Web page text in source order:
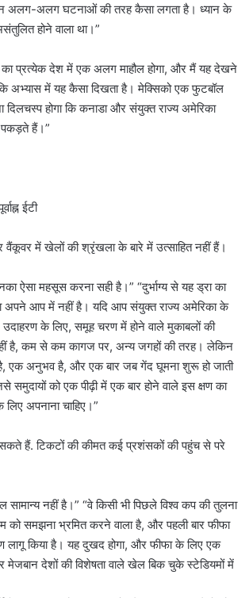
अलग-अलग घटनाओं की तरह कैसा लगता है। ध्यान के
होने वाला था।”
का प्रत्येक देश में एक अलग माहौल होगा, और मैं यह देखने
अभ्यास में यह कैसा दिखता है। मेक्सिको एक फुटबॉल
होगा कि कनाडा और संयुक्त राज्य अमेरिका
हैं।”
ईटी
वैंकूवर में खेलों की श्रृंखला के बारे में उत्साहित नहीं हैं।
ऐसा महसूस करना सही है।” “दुर्भाग्य से यह ड्रा का
अपने आप में नहीं है। यदि आप संयुक्त राज्य अमेरिका के
उदाहरण के लिए, समूह चरण में होने वाले मुकाबलों की
है, कम से कम कागज पर, अन्य जगहों की तरह। लेकिन
एक अनुभव है, और एक बार जब गेंद घूमना शुरू हो जाती
समुदायों को एक पीढ़ी में एक बार होने वाले इस क्षण का
अपनाना चाहिए।”
हैं. टिकटों की कीमत कई प्रशंसकों की पहुंच से परे
सामान्य नहीं है।” “वे किसी भी पिछले विश्व कप की तुलना
को समझना भ्रमित करने वाला है, और पहली बार फीफा
लागू किया है। यह दुखद होगा, और फीफा के लिए एक
मेजबान देशों की विशेषता वाले खेल बिक चुके स्टेडियमों में